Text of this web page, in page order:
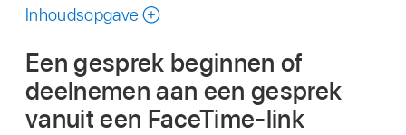
gebruikershandleiding
Inhoudsopgave
Een gesprek beginnen of
deelnemen aan een gesprek
vanuit een FaceTime-link